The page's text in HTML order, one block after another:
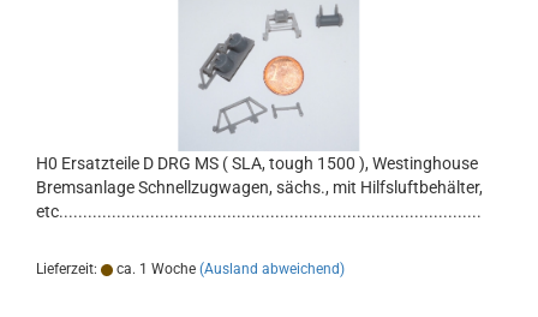
H0 Ersatzteile D DRG MS ( SLA, tough 1500 ), Westinghouse
Bremsanlage Schnellzugwagen, sächs., mit Hilfsluftbehälter,
etc........................................................................................
Lieferzeit: ca. 1 Woche (Ausland abweichend)